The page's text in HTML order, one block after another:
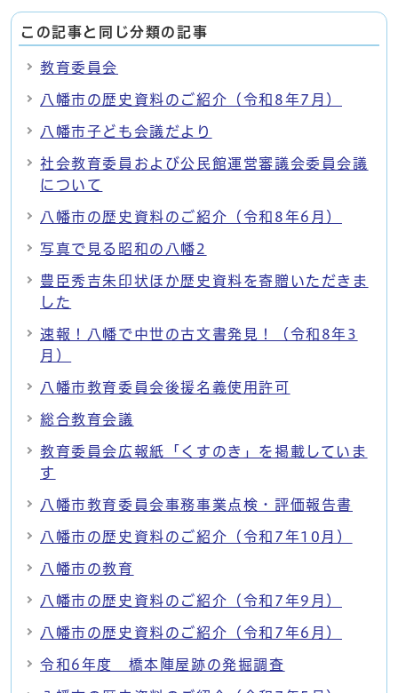
この記事と同じ分類の記事
教育委員会
八幡市の歴史資料のご紹介（令和8年7月）
八幡市子ども会議だより
社会教育委員および公民館運営審議会委員会議
について
八幡市の歴史資料のご紹介（令和8年6月）
写真で見る昭和の八幡2
豊臣秀吉朱印状ほか歴史資料を寄贈いただきま
した
速報！八幡で中世の古文書発見！（令和8年3
月）
八幡市教育委員会後援名義使用許可
総合教育会議
教育委員会広報紙「くすのき」を掲載していま
す
八幡市教育委員会事務事業点検・評価報告書
八幡市の歴史資料のご紹介（令和7年10月）
八幡市の教育
八幡市の歴史資料のご紹介（令和7年9月）
八幡市の歴史資料のご紹介（令和7年6月）
令和6年度 橋本陣屋跡の発掘調査